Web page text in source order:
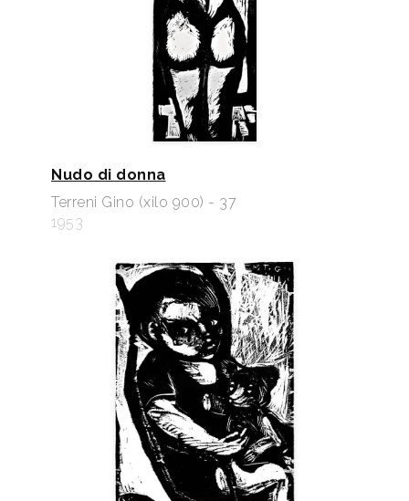
Nudo di donna
Terreni Gino (xilo 900) - 37
1953